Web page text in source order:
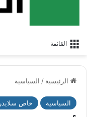
القائمة
الرئيسية / السياسية
السياسية خاص سلايدر